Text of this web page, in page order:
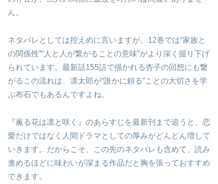
ん。
ネタバレとしては控えめに言いますが、12巻では“家族と
の関係性”“人と人が繋がることの意味”がより深く掘り下げ
られています。最新話155話で描かれる杏子の回想にも繋
がるこの流れは、凛太郎が“誰かに頼る”ことの大切さを学
ぶ布石でもあるんですよね。
『薫る花は凛と咲く』のあらすじを最新刊まで追うと、恋
愛だけではなく人間ドラマとしての厚みがどんどん増して
いきます。だからこそ、この先のネタバレも含めて、読み
進めるほどに味わいが深まる作品だと胸を張っておすすめ
できます。